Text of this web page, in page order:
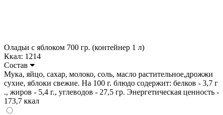
Оладьи с яблоком 700 гр. (контейнер 1 л)
Ккал: 1214
Состав
Мука, яйцо, сахар, молоко, соль, масло растительное,дрожжи
сухие, яблоки свежие. На 100 г. блюдо содержит: белков - 3,7 г
., жиров - 5,4 г., углеводов - 27,5 гр. Энергетическая ценность -
173,7 ккал